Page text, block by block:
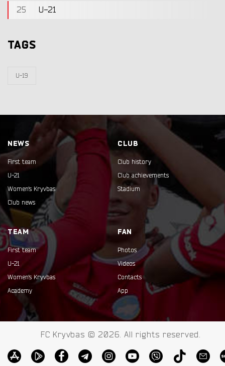
25
U-21
TAGS
U-19
NEWS
First team
U-21
Women's Kryvbas
Club news
CLUB
Club history
Club achievements
Stadium
TEAM
First team
U-21
Women's Kryvbas
Academy
FAN
Photos
Videos
Contacts
App
FC Kryvbas © 2026. All rights reserved.